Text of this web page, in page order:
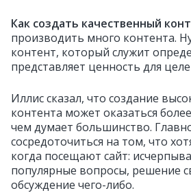
Как создать качественный
производить много контента.
контент, который служит
представляет ценность для
Иллис сказал, что создание
контента может оказаться
чем думает большинство.
сосредоточиться на том, что
когда посещают сайт:
популярные вопросы, решение
обсуждение чего-либо.